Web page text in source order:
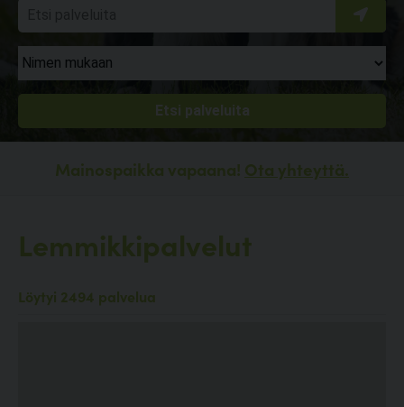
Mainospaikka vapaana! Ota yhteyttä.
Lemmikkipalvelut
Löytyi 2494 palvelua